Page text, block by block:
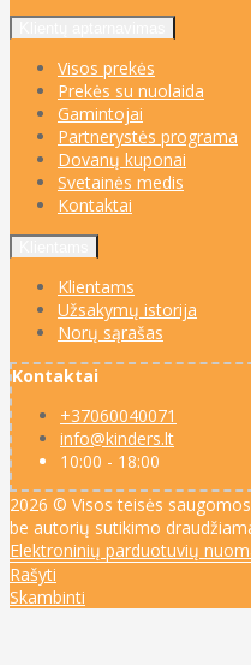
Visos prekės
Prekės su nuolaida
Gamintojai
Partnerystės programa
Dovanų kuponai
Svetainės medis
Kontaktai
Klientams
Užsakymų istorija
Norų sąrašas
Kontaktai
+37060040071
info@kinders.lt
10:00 - 18:00
2026 © Visos teisės
be autorių sutikimo
Elektroninių parduotuvių
Rašyti
Skambinti